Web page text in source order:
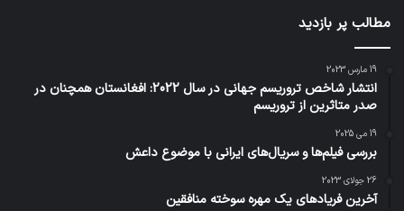
مطالب پر بازدید
19 مارس 2023
انتشار شاخص تروریسم جهانی در سال 2022: افغانستان همچنان در
صدر متاثرین از تروریسم
19 می 2025
بررسی فیلم‌ها و سریال‌های ایرانی با موضوع داعش
26 جولای 2023
آخرین فریادهای یک مهره سوخته منافقین